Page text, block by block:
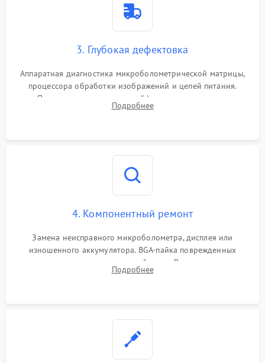
3. Глубокая дефектовка
Аппаратная диагностика микроболометрической матрицы,
процессора обработки изображений и цепей питания.
Проверка целостности шлейфов, модуля памяти и
интерфейсов связи. Выявление сгоревших SMD-компонентов
Подробнее
4. Компонентный ремонт
Замена неисправного микроболометра, дисплея или
изношенного аккумулятора. BGA-пайка поврежденных
контроллеров на материнской плате. Восстановление
разъемов и кнопок, замена поврежденных элементов
Подробнее